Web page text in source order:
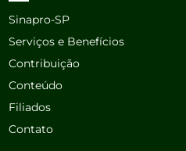
Sinapro-SP
Serviços e Benefícios
Contribuição
Conteúdo
Filiados
Contato